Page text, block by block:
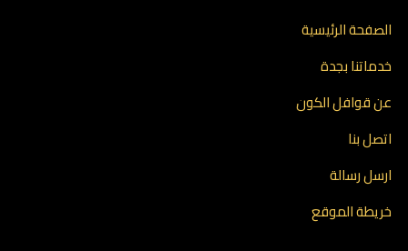
الصفحة الرئيسية
خدماتنا بجدة
عن قوافل الكون
اتصل بنا
ارسل رسالة
خريطة الموقع